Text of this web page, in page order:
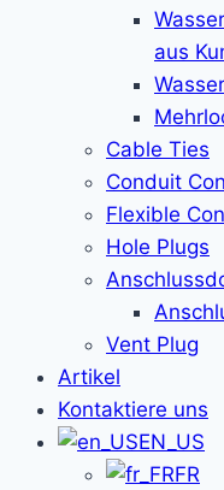
aus
Cable Ties
Conduit
Flexible
Hole Plugs
Vent Plug
Artikel
Kontaktiere uns
EN_US
FR